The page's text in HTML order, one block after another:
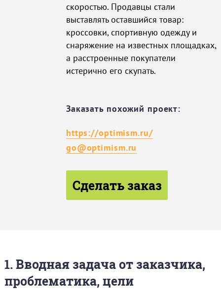
скоростью. Продавцы стали
выставлять оставшийся товар:
кроссовки, спортивную одежду и
снаряжение на известных площадках,
а расстроенные покупатели
истерично его скупать.
Заказать похожий проект:
https://optimism.ru/
go@optimism.ru
Сделать заказ
1. Вводная задача от заказчика,
проблематика, цели